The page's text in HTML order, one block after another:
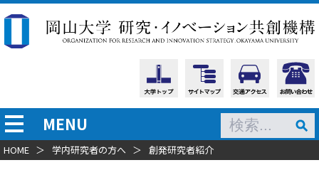
MENU
HOME ＞ 学内研究者の方へ ＞ 創発研究者紹介